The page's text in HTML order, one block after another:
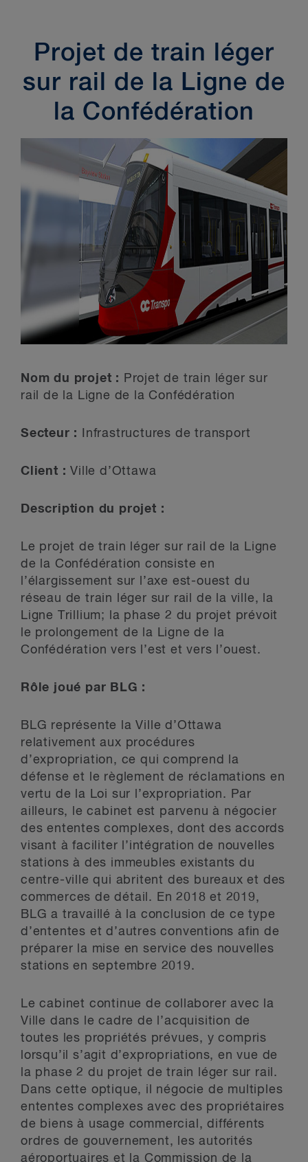
Restez au courant
Projet de train léger
sur rail de la Ligne de
la Confédération
Nom du projet :
Projet de train léger sur
rail de la Ligne de la Confédération
Secteur : Infrastructures de transport
Client : Ville d’Ottawa
Description du projet :
Le projet de train léger sur rail de la Ligne
de la Confédération consiste en
l’élargissement sur l’axe est-ouest du
réseau de train léger sur rail de la ville, la
Ligne Trillium; la phase 2 du projet prévoit
le prolongement de la Ligne de la
Confédération vers l’est et vers l’ouest.
Rôle joué par BLG :
BLG représente la Ville d’Ottawa
relativement aux procédures
d’expropriation, ce qui comprend la
défense et le règlement de réclamations en
vertu de la Loi sur l’expropriation. Par
ailleurs, le cabinet est parvenu à négocier
des ententes complexes, dont des accords
visant à faciliter l’intégration de nouvelles
stations à des immeubles existants du
centre-ville qui abritent des bureaux et des
commerces de détail. En 2018 et 2019,
BLG a travaillé à la conclusion de ce type
d’ententes et d’autres conventions afin de
préparer la mise en service des nouvelles
stations en septembre 2019.
Le cabinet continue de collaborer avec la
Ville dans le cadre de l’acquisition de
toutes les propriétés prévues, y compris
lorsqu’il s’agit d’expropriations, en vue de
la phase 2 du projet de train léger sur rail.
Dans cette optique, il négocie de multiples
ententes complexes avec des propriétaires
de biens à usage commercial, différents
ordres de gouvernement, les autorités
aéroportuaires et la Commission de la